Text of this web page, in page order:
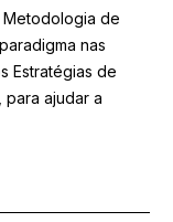
Metodologia de
nas
Estratégias de
para ajudar a